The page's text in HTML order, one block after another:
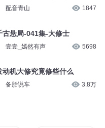
配音青山 1847
古悬局-041集-大修士
壹壹_嫣然有声 5698
动机大修究竟修些什么
备胎说车 3.8万